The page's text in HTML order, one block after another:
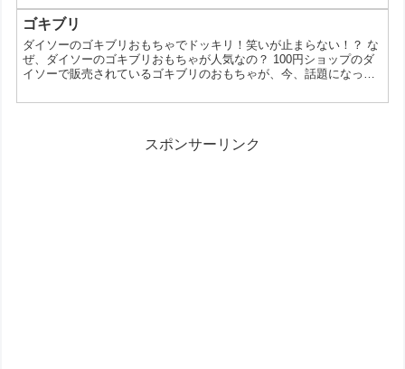
とめました。 名探偵コナン パーティータイムとは エフトイズから
登場した、TVアニメ『名探偵コナン』のオリジナルミニキャライラ
ストを使用した食玩シリーズです。パーティー衣装を着たキャラク
ターたちが描かれており、普段とは違う華やかな雰囲気が楽...
ゴキブリ
ダイソーのゴキブリおもちゃでドッキリ！笑いが止まらない！？ な
ぜ、ダイソーのゴキブリおもちゃが人気なの？ 100円ショップのダ
イソーで販売されているゴキブリのおもちゃが、今、話題になって
れは、このおもちゃがただのおもちゃではないからです。リアルな
そんなダイソーのゴキブリおもちゃの魅力をたっぷりとお伝...
スポンサーリンク